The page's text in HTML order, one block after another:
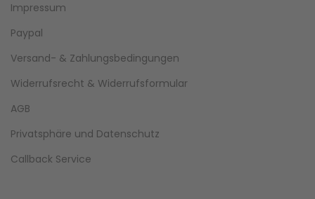
Impressum
Paypal
Versand- & Zahlungsbedingungen
Widerrufsrecht & Widerrufsformular
AGB
Privatsphäre und Datenschutz
Callback Service